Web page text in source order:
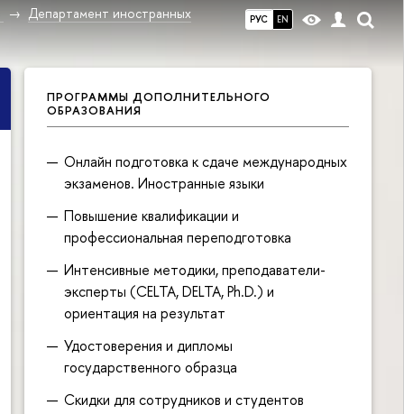
РУС EN
Департамент иностранных
ПРОГРАММЫ ДОПОЛНИТЕЛЬНОГО
ОБРАЗОВАНИЯ
Онлайн подготовка к сдаче международных
экзаменов. Иностранные языки
Повышение квалификации и
профессиональная переподготовка
Интенсивные методики, преподаватели-
эксперты (CELTA, DELTA, Ph.D.) и
ориентация на результат
Удостоверения и дипломы
государственного образца
Скидки для сотрудников и студентов